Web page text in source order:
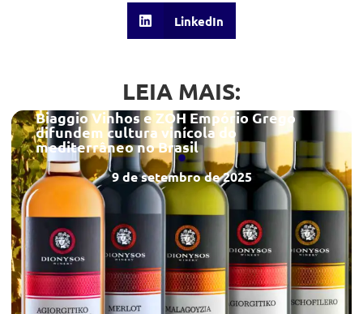
LinkedIn
LEIA MAIS:
Biaggio Vinhos e ZOH Empório Grego
difundem cultura vinícola do
mediterrâneo no Brasil
9 de setembro de 2025